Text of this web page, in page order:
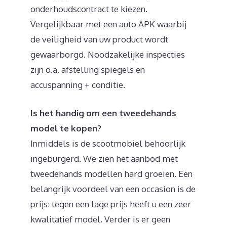
onderhoudscontract te kiezen.
Vergelijkbaar met een auto APK waarbij
de veiligheid van uw product wordt
gewaarborgd. Noodzakelijke inspecties
zijn o.a. afstelling spiegels en
accuspanning + conditie.
Is het handig om een tweedehands
model te kopen?
Inmiddels is de scootmobiel behoorlijk
ingeburgerd. We zien het aanbod met
tweedehands modellen hard groeien. Een
belangrijk voordeel van een occasion is de
prijs: tegen een lage prijs heeft u een zeer
kwalitatief model. Verder is er geen